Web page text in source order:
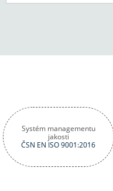
Systém managementu
jakosti
ČSN EN ISO 9001:2016